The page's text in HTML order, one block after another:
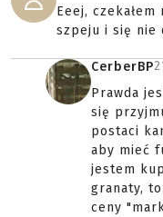
Eeej,
szpeju i się nie
CerberBP
Prawda
się
postaci
aby mieć
jestem
granaty,
ceny